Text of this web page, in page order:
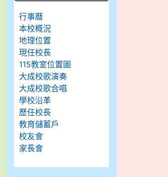
行事曆
本校概況
地理位置
現任校長
115教室位置圖
大成校歌演奏
大成校歌合唱
學校沿革
歷任校長
教育儲蓄戶
校友會
家長會